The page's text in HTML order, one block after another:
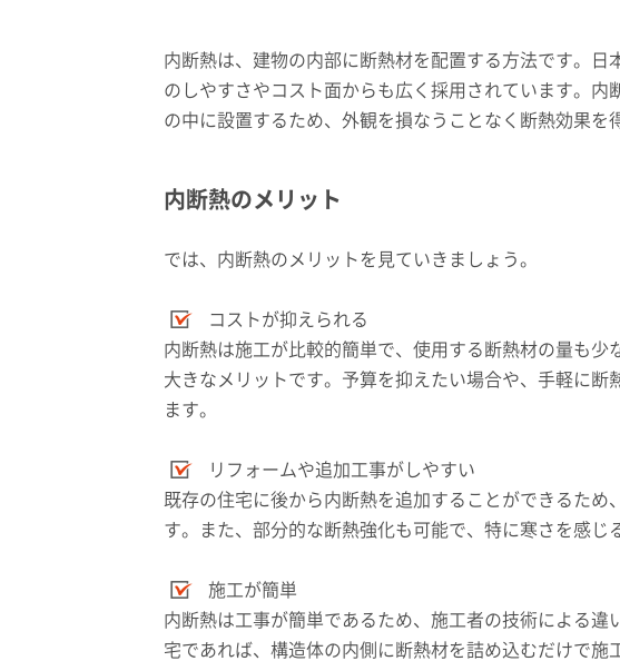
内断熱は、建物の内部に断熱材を配置する方法です。日
のしやすさやコスト面からも広く採用されています。内
の中に設置するため、外観を損なうことなく断熱効果を
内断熱のメリット
では、内断熱のメリットを見ていきましょう。
コストが抑えられる
内断熱は施工が比較的簡単で、使用する断熱材の量も少
大きなメリットです。予算を抑えたい場合や、手軽に断
ます。
リフォームや追加工事がしやすい
既存の住宅に後から内断熱を追加することができるため
す。また、部分的な断熱強化も可能で、特に寒さを感じ
施工が簡単
内断熱は工事が簡単であるため、施工者の技術による違
宅であれば、構造体の内側に断熱材を詰め込むだけで施